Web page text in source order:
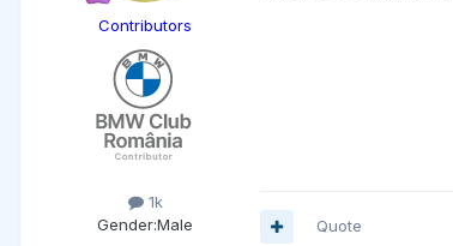
Contributors
1k
Gender:Male Quote